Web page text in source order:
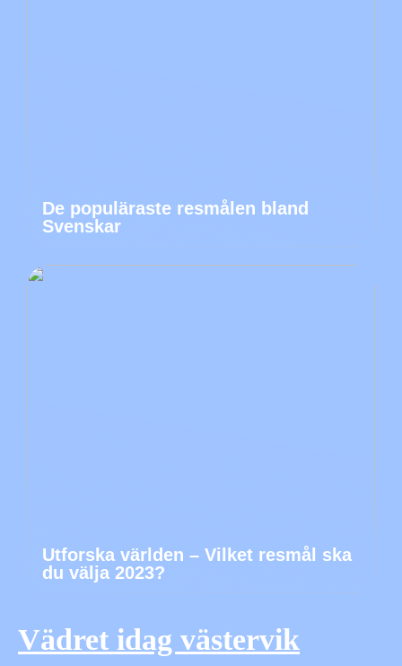
De populäraste resmålen bland
Svenskar
Utforska världen – Vilket resmål ska
du välja 2023?
Vädret idag västervik